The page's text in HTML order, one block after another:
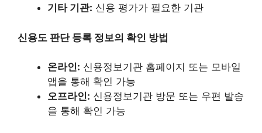
기타 기관: 신용 평가가 필요한 기관
신용도 판단 등록 정보의 확인 방법
온라인: 신용정보기관 홈페이지 또는 모바일
앱을 통해 확인 가능
오프라인: 신용정보기관 방문 또는 우편 발송
을 통해 확인 가능